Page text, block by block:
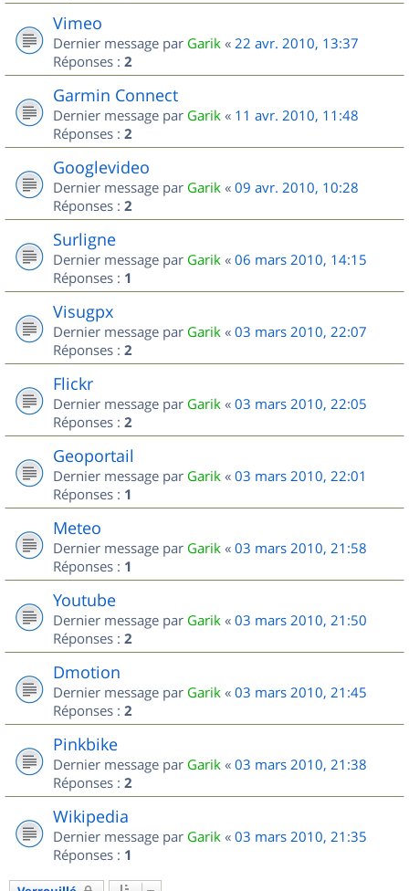
Vimeo
Dernier message par Garik « 22 avr. 2010, 13:37
Réponses : 2
Garmin Connect
Dernier message par Garik « 11 avr. 2010, 11:48
Réponses : 2
Googlevideo
Dernier message par Garik « 09 avr. 2010, 10:28
Réponses : 2
Surligne
Dernier message par Garik « 06 mars 2010, 14:15
Réponses : 1
Visugpx
Dernier message par Garik « 03 mars 2010, 22:07
Réponses : 2
Flickr
Dernier message par Garik « 03 mars 2010, 22:05
Réponses : 2
Geoportail
Dernier message par Garik « 03 mars 2010, 22:01
Réponses : 1
Meteo
Dernier message par Garik « 03 mars 2010, 21:58
Réponses : 1
Youtube
Dernier message par Garik « 03 mars 2010, 21:50
Réponses : 2
Dmotion
Dernier message par Garik « 03 mars 2010, 21:45
Réponses : 2
Pinkbike
Dernier message par Garik « 03 mars 2010, 21:38
Réponses : 2
Wikipedia
Dernier message par Garik « 03 mars 2010, 21:35
Réponses : 1